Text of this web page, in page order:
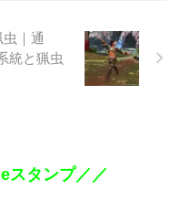
虫｜通
統と猟虫
スタンプ／／